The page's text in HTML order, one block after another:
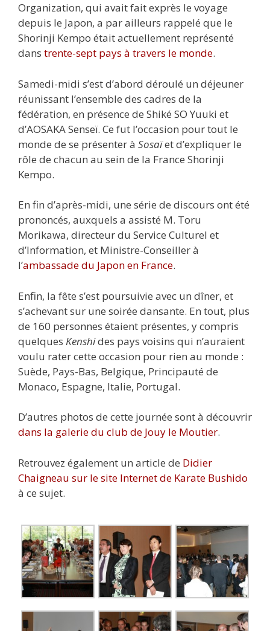
Organization, qui avait fait exprès le voyage
depuis le Japon, a par ailleurs rappelé que le
Shorinji Kempo était actuellement représenté
dans trente-sept pays à travers le monde.
Samedi-midi s’est d’abord déroulé un déjeuner
réunissant l’ensemble des cadres de la
fédération, en présence de Shiké SO Yuuki et
d’AOSAKA Senseï. Ce fut l’occasion pour tout le
monde de se présenter à Sosaïet d’expliquer le
rôle de chacun au sein de la France Shorinji
Kempo.
En fin d’après-midi, une série de discours ont été
prononcés, auxquels a assisté M. Toru
Morikawa, directeur du Service Culturel et
d’Information, et Ministre-Conseiller à
l’ambassade du Japon en France.
Enfin, la fête s’est poursuivie avec un dîner, et
s’achevant sur une soirée dansante. En tout, plus
de 160 personnes étaient présentes, y compris
quelques Kenshides pays voisins qui n’auraient
voulu rater cette occasion pour rien au monde :
Suède, Pays-Bas, Belgique, Principauté de
Monaco, Espagne, Italie, Portugal.
D’autres photos de cette journée sont à découvrir
dans la galerie du club de Jouy le Moutier.
Retrouvez également un article de Didier
Chaigneau sur le site Internet de Karate Bushido
à ce sujet.